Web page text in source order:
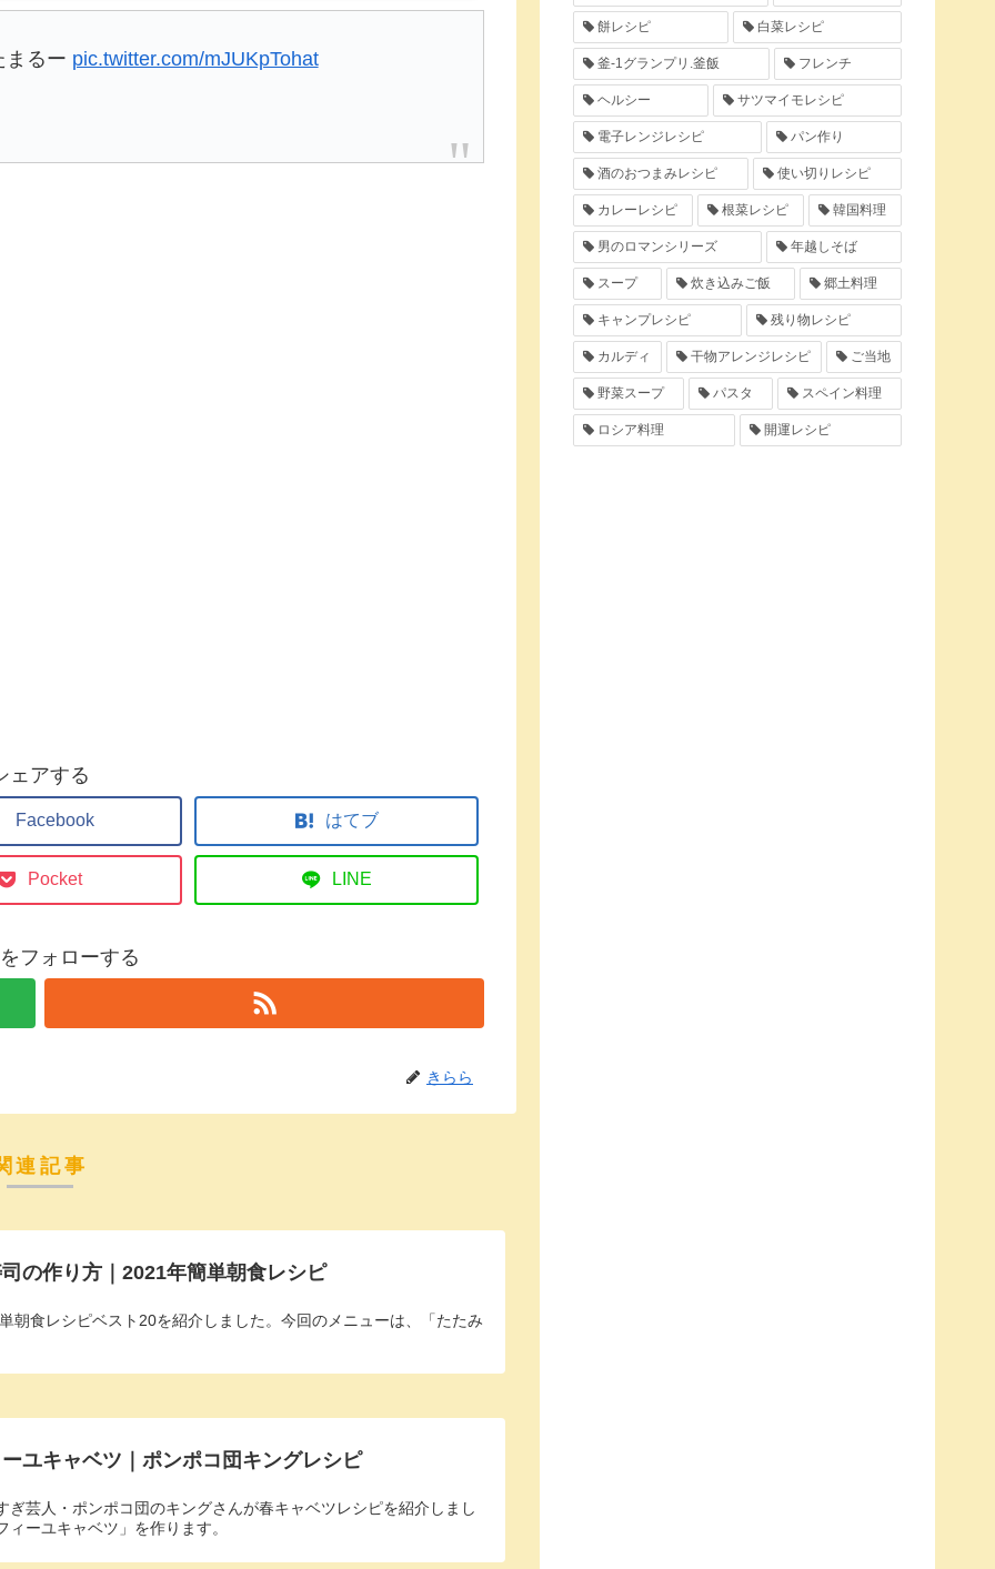
まるー pic.twitter.com/mJUKpTohat
ェアする
Facebook はてブ
Pocket LINE
フォローする
きらら
連記事
の作り方｜2021年簡単朝食レシピ
朝食レシピベスト20を紹介しました。今回のメニューは、「たたみ
ユキャベツ｜ポンポコ団キングレシピ
ぎ芸人・ポンポコ団のキングさんが春キャベツレシピを紹介しまし
ーユキャベツ」を作ります。
餅レシピ 白菜レシピ
釜-1グランプリ.釜飯 フレンチ
ヘルシー サツマイモレシピ
電子レンジレシピ パン作り
酒のおつまみレシピ 使い切りレシピ
カレーレシピ 根菜レシピ 韓国料理
男のロマンシリーズ 年越しそば
スープ 炊き込みご飯 郷土料理
キャンプレシピ 残り物レシピ
カルディ 干物アレンジレシピ ご当地
野菜スープ パスタ スペイン料理
ロシア料理 開運レシピ